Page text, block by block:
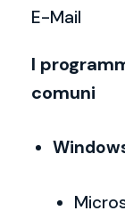
E-Mail
I
comuni